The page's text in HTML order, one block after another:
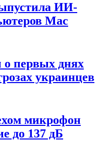
ИИ-
Mac
о первых днях
украинцев
микрофон
до 137 дБ